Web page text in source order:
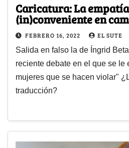
Caricatura: La
(in)conveniente en
FEBRERO 16, 2022 EL SUTE
Salida en falso la de Íngrid
reciente debate en el que se le
mujeres que se hacen violar"
traducción?